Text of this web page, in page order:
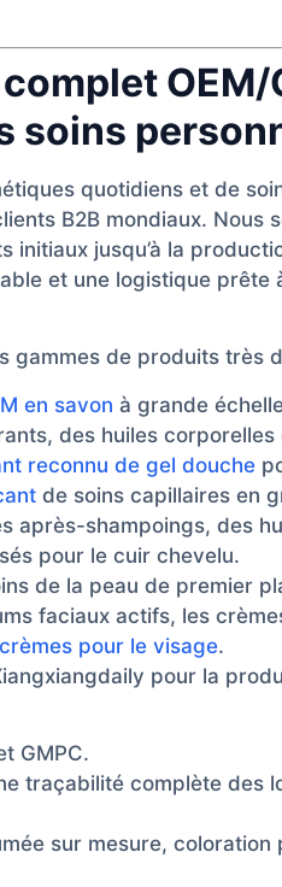
OEM/
soins
quotidiens et de
B2B mondiaux. Nous
initiaux jusqu’à la
et une logistique prête
gammes de produits très
en savon à grande
des huiles corporelles
reconnu de gel douche
de soins capillaires en
après-shampoings, des
pour le cuir chevelu.
de la peau de premier
faciaux actifs, les
pour le visage.
pour la
GMPC.
traçabilité complète des
sur mesure, coloration